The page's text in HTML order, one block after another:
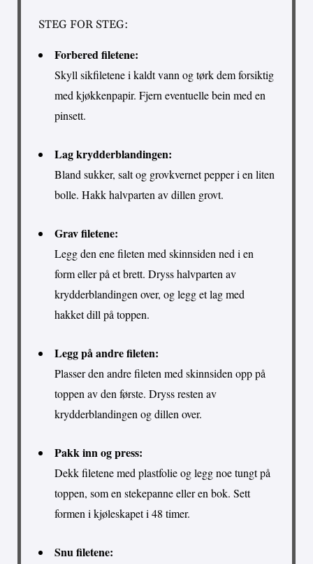
STEG FOR STEG:
Forbered filetene:
Skyll sikfiletene i kaldt vann og tørk dem forsiktig
med kjøkkenpapir. Fjern eventuelle bein med en
pinsett.
Lag krydderblandingen:
Bland sukker, salt og grovkvernet pepper i en liten
bolle. Hakk halvparten av dillen grovt.
Grav filetene:
Legg den ene fileten med skinnsiden ned i en
form eller på et brett. Dryss halvparten av
krydderblandingen over, og legg et lag med
hakket dill på toppen.
Legg på andre fileten:
Plasser den andre fileten med skinnsiden opp på
toppen av den første. Dryss resten av
krydderblandingen og dillen over.
Pakk inn og press:
Dekk filetene med plastfolie og legg noe tungt på
toppen, som en stekepanne eller en bok. Sett
formen i kjøleskapet i 48 timer.
Snu filetene: